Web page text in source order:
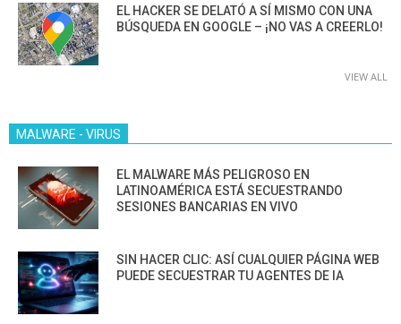
EL HACKER SE DELATÓ A SÍ MISMO CON UNA
BÚSQUEDA EN GOOGLE – ¡NO VAS A CREERLO!
VIEW ALL
MALWARE - VIRUS
EL MALWARE MÁS PELIGROSO EN
LATINOAMÉRICA ESTÁ SECUESTRANDO
SESIONES BANCARIAS EN VIVO
SIN HACER CLIC: ASÍ CUALQUIER PÁGINA WEB
PUEDE SECUESTRAR TU AGENTES DE IA